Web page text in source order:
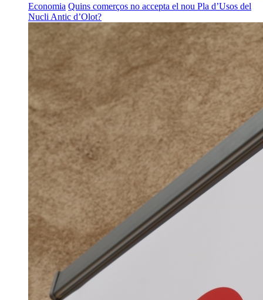
Economia Quins comerços no accepta el nou Pla d’Usos del
Nucli Antic d’Olot?